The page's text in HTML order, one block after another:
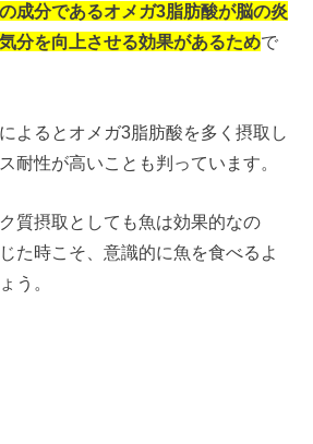
成分であるオメガ3脂肪酸が脳の炎
分を向上させる効果があるためで
よるとオメガ3脂肪酸を多く摂取し
耐性が高いことも判っています。
質摂取としても魚は効果的なの
た時こそ、意識的に魚を食べるよ
う。